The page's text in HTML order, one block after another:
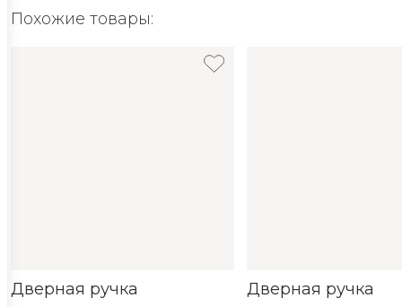
Похожие товары:
Дверная ручка Дверная ручка